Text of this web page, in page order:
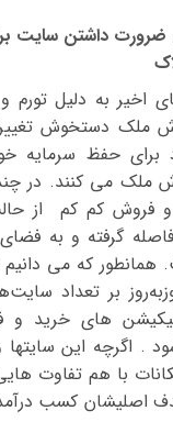
ضرورت داشتن سایت
اخیر به دلیل تورم و
ملک دستخوش
برای حفظ سرمایه
ملک می کنند. در
و فروش کم کم از
گرفته و به فضای
همانطور که می دانیم
بر تعداد
های خرید
. اگرچه این سایتها
با هم تفاوت
اصلیشان کسب